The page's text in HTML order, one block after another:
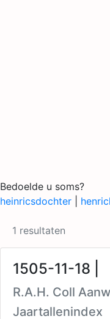
Bedoelde u soms?
heinricsdochter
1 resultaten
1505-11-18 |
R.A.H. Coll
Jaartallenindex